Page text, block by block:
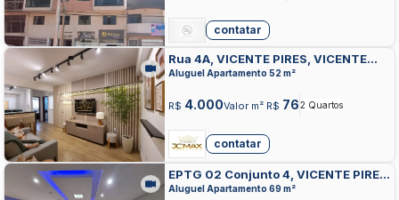
contatar
Rua 4A, VICENTE PIRES, VICENTE
PIRES
Aluguel Apartamento 52 m²
R$ 4.000Valor m² R$ 762 Quartos
contatar
EPTG 02 Conjunto 4, VICENTE PIRES,
VICENTE PIRES
Aluguel Apartamento 69 m²